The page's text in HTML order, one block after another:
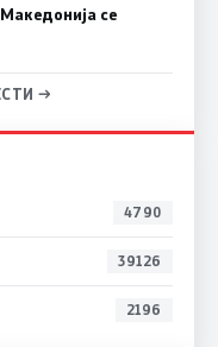
се
→
4790
39126
2196